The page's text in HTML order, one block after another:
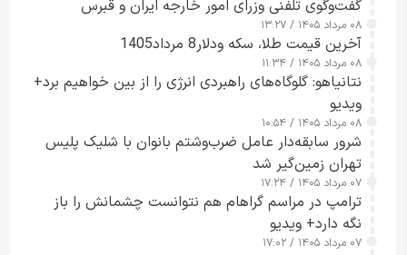
گفت‌وگوی تلفنی وزرای امور خارجه ایران و قبرس
۰۸ مرداد ۱۴۰۵ / ۱۳:۲۷
آخرین قیمت طلا، سکه ودلار8 مرداد1405
۰۸ مرداد ۱۴۰۵ / ۱۱:۳۴
نتانیاهو: گلوگاه‌های راهبردی انرژی را از بین خواهیم برد+
ویدیو
۰۸ مرداد ۱۴۰۵ / ۱۰:۵۴
شرور سابقه‌دار عامل ضرب‌وشتم بانوان با شلیک پلیس
تهران زمین‌گیر شد
۰۷ مرداد ۱۴۰۵ / ۱۷:۲۴
ترامپ در مراسم گراهام هم نتوانست چشمانش را باز
نگه دارد+ ویدیو
۰۷ مرداد ۱۴۰۵ / ۱۷:۰۲